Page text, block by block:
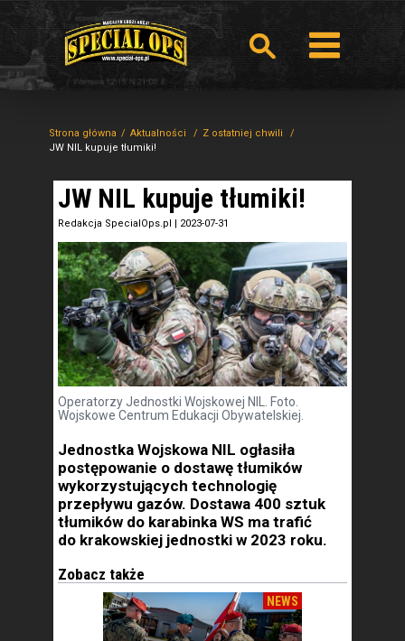
Strona główna Aktualności
Z ostatniej chwili
JW NIL kupuje tłumiki!
JW NIL kupuje tłumiki!
Redakcja SpecialOps.pl | 2023-07-31
Operatorzy Jednostki Wojskowej NIL. Foto.
Wojskowe Centrum Edukacji Obywatelskiej.
Jednostka Wojskowa NIL ogłasiła
postępowanie o dostawę tłumików
wykorzystujących technologię
przepływu gazów. Dostawa 400 sztuk
tłumików do karabinka WS ma trafić
do krakowskiej jednostki w 2023 roku.
Zobacz także
NEWS